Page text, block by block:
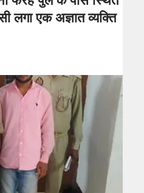
लगा एक अज्ञात व्यक्ति